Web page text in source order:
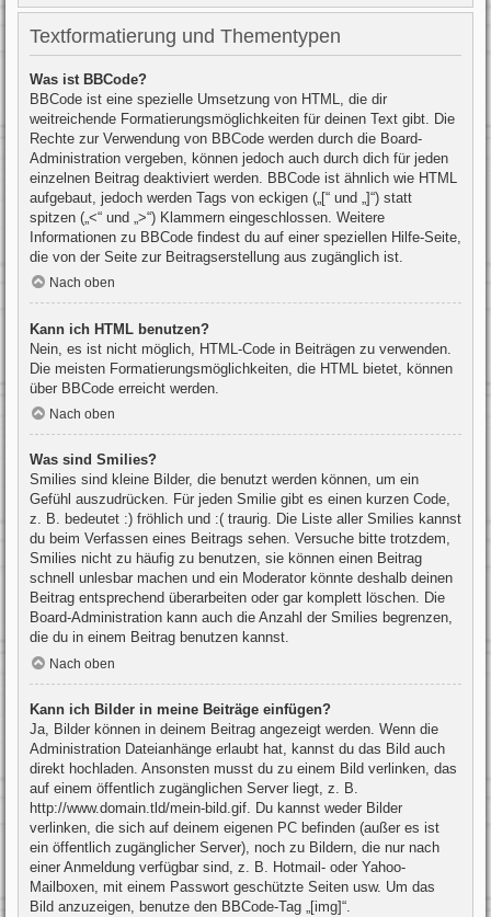
Textformatierung und Thementypen
Was ist BBCode?
BBCode ist eine spezielle Umsetzung von HTML, die dir
weitreichende Formatierungsmöglichkeiten für deinen Text gibt. Die
Rechte zur Verwendung von BBCode werden durch die Board-
Administration vergeben, können jedoch auch durch dich für jeden
einzelnen Beitrag deaktiviert werden. BBCode ist ähnlich wie HTML
aufgebaut, jedoch werden Tags von eckigen („[“ und „]“) statt
spitzen („<“ und „>“) Klammern eingeschlossen. Weitere
Informationen zu BBCode findest du auf einer speziellen Hilfe-Seite,
die von der Seite zur Beitragserstellung aus zugänglich ist.
Nach oben
Kann ich HTML benutzen?
Nein, es ist nicht möglich, HTML-Code in Beiträgen zu verwenden.
Die meisten Formatierungsmöglichkeiten, die HTML bietet, können
über BBCode erreicht werden.
Nach oben
Was sind Smilies?
Smilies sind kleine Bilder, die benutzt werden können, um ein
Gefühl auszudrücken. Für jeden Smilie gibt es einen kurzen Code,
z. B. bedeutet :) fröhlich und :( traurig. Die Liste aller Smilies kannst
du beim Verfassen eines Beitrags sehen. Versuche bitte trotzdem,
Smilies nicht zu häufig zu benutzen, sie können einen Beitrag
schnell unlesbar machen und ein Moderator könnte deshalb deinen
Beitrag entsprechend überarbeiten oder gar komplett löschen. Die
Board-Administration kann auch die Anzahl der Smilies begrenzen,
die du in einem Beitrag benutzen kannst.
Nach oben
Kann ich Bilder in meine Beiträge einfügen?
Ja, Bilder können in deinem Beitrag angezeigt werden. Wenn die
Administration Dateianhänge erlaubt hat, kannst du das Bild auch
direkt hochladen. Ansonsten musst du zu einem Bild verlinken, das
auf einem öffentlich zugänglichen Server liegt, z. B.
http://www.domain.tld/mein-bild.gif. Du kannst weder Bilder
verlinken, die sich auf deinem eigenen PC befinden (außer es ist
ein öffentlich zugänglicher Server), noch zu Bildern, die nur nach
einer Anmeldung verfügbar sind, z. B. Hotmail- oder Yahoo-
Mailboxen, mit einem Passwort geschützte Seiten usw. Um das
Bild anzuzeigen, benutze den BBCode-Tag „[img]“.